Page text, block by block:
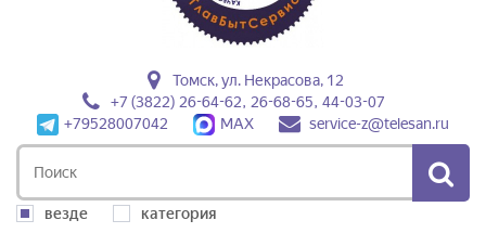
Томск, ул. Некрасова, 12
+7 (3822) 26-64-62, 26-68-65, 44-03-07
+79528007042
MAX service-z@telesan.ru
везде категория